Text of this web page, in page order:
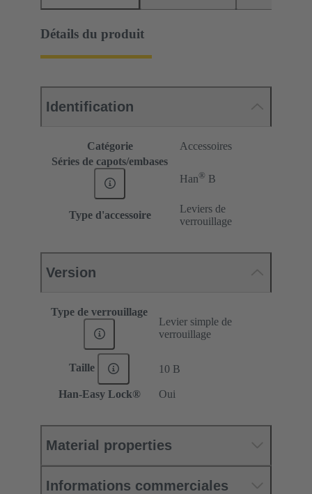
Détails du produit
Identification
Catégorie
Accessoires
Séries de capots/embases
Han® B
Type d'accessoire
Leviers de
verrouillage
Version
Type de verrouillage
Levier simple de
verrouillage
Taille 10 B
Han-Easy Lock® Oui
Material properties
Informations commerciales